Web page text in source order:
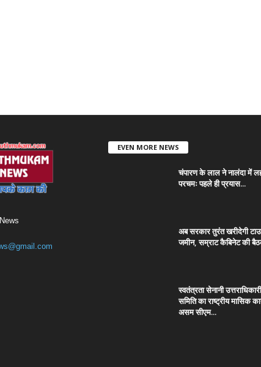
EVEN MORE NEWS
चंपारण के लाल ने नालंदा में
परचमः पहले ही प्रयास...
अब सरकार तुरंत खरीदेगी
जमीन, सम्राट कैबिनेट की
स्वतंत्रता सेनानी
समिति का राष्ट्रीय मासिक
असम सीएम...